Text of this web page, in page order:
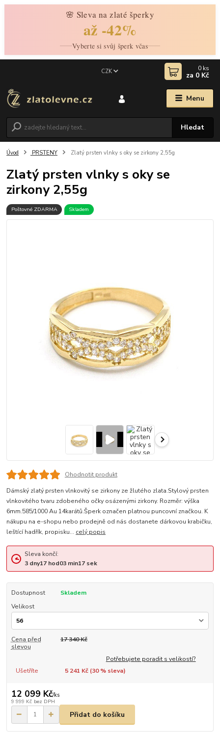
🌸 Sleva na zlaté šperky
až -42%
Vyberte si svůj šperk včas
Menu
CZK
Hledat
0 ks
za 0 Kč
Úvod PRSTENY Zlatý prsten vlnky s oky se zirkony 2,55g
Zlatý prsten vlnky s oky se
zirkony 2,55g
Poštovné ZDARMA Skladem
Ohodnotit produkt
Dámský zlatý prsten vlnkovitý se zirkony ze žlutého zlata.Stylový prsten
vlnkovitého tvaru zdobeného očky osázenými zirkony. Rozměr: výška
6mm.585/1000 Au 14karátů.Šperk označen platnou puncovní značkou. K
nákupu na e-shopu nebo prodejně od nás dostanete dárkovou krabičku,
leštící hadřík, propisku... celý popis
Sleva končí:
3 dny17hod03min16sek
Dostupnost
Skladem
Velikost
Cena před
slevou
17 340 Kč
Potřebujete poradit s velikostí?
Ušetříte
5 241 Kč (30% sleva)
12 099 Kč/ks
9 999 Kč bez DPH
Přidat do košíku